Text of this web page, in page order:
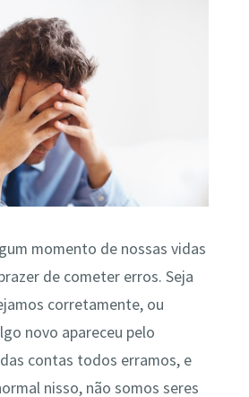
momento de nossas vidas
de cometer erros. Seja
corretamente, ou
novo apareceu pelo
contas todos erramos, e
nisso, não somos seres